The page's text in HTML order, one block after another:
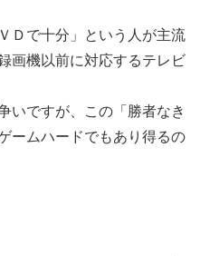
Ｄで十分」という人が主流
画機以前に対応するテレビ
いですが、この「勝者なき
ームハードでもあり得るの